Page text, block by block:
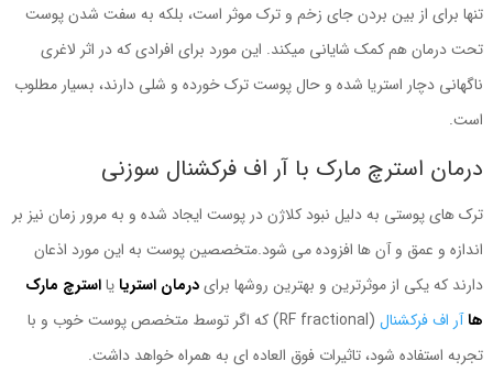
تنها برای از بین بردن جای زخم و ترک موثر است، بلکه به سفت شدن پوست
تحت درمان هم کمک شایانی میکند. این مورد برای افرادی که در اثر لاغری
ناگهانی دچار استریا شده و حال پوست ترک خورده و شلی دارند، بسیار مطلوب
است.
درمان استرچ مارک با آر اف فرکشنال سوزنی
ترک های پوستی به دلیل نبود کلاژن در پوست ایجاد شده و به مرور زمان نیز بر
اندازه و عمق و آن ها افزوده می شود.متخصصین پوست به این مورد اذعان
دارند که یکی از موثرترین و بهترین روشها برایدرمان استریایااسترچ مارک
هاآر اف فرکشنال
(RF fractional) که اگر توسط متخصص پوست خوب و با
تجربه استفاده شود، تاثیرات فوق العاده ای به همراه خواهد داشت.